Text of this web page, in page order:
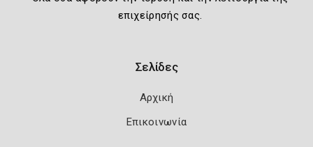
επιχείρησής σας.
Σελίδες
Αρχική
Επικοινωνία